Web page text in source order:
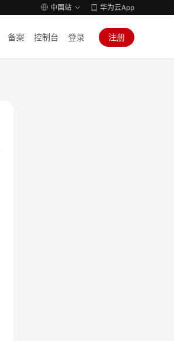
中国站 华为云App
备案 控制台 登录 注册